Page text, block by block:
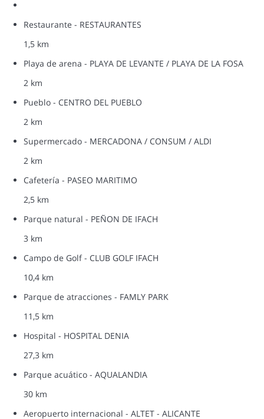
Restaurante - RESTAURANTES
1,5 km
Playa de arena - PLAYA DE LEVANTE / PLAYA DE LA FOSA
2 km
Pueblo - CENTRO DEL PUEBLO
2 km
Supermercado - MERCADONA / CONSUM / ALDI
2 km
Cafetería - PASEO MARITIMO
2,5 km
Parque natural - PEÑON DE IFACH
3 km
Campo de Golf - CLUB GOLF IFACH
10,4 km
Parque de atracciones - FAMLY PARK
11,5 km
Hospital - HOSPITAL DENIA
27,3 km
Parque acuático - AQUALANDIA
30 km
Aeropuerto internacional - ALTET - ALICANTE